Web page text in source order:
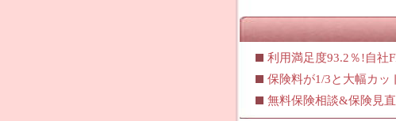
利用満足度93.2％!自社
保険料が1/3と大幅カッ
無料保険相談&保険見